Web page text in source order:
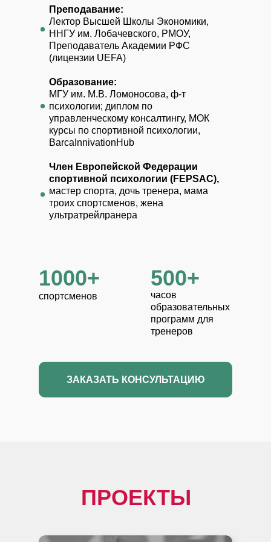
1000+
спортсменов
часов
образовательных
программ для
тренеров
Преподавание:
Лектор Высшей Школы Экономики,
ННГУ им. Лобачевского, РМОУ,
Преподаватель Академии РФС
(лицензии UEFA)
Образование:
МГУ им. М.В. Ломоносова, ф-т
психологии; диплом по
управленческому консалтингу, МОК
курсы по спортивной психологии,
BarcaInnivationHub
Член Европейской Федерации
спортивной психологии (FEPSAC),
мастер спорта, дочь тренера, мама
троих спортсменов, жена
ультратрейлранера
500+
ЗАКАЗАТЬ КОНСУЛЬТАЦИЮ
ПРОЕКТЫ